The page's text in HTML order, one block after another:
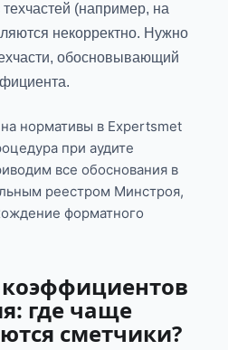
(например, на
некорректно. Нужно
обосновывающий
нормативы в Expertsmet
при аудите
все обоснования в
реестром Минстроя,
форматного
где чаще
сметчики?